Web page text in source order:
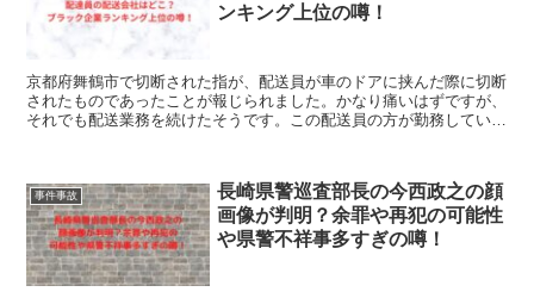
ンキング上位の噂！
京都府舞鶴市で切断された指が、配送員が車のドアに挟んだ際に切断
されたものであったことが報じられました。かなり痛いはずですが、
それでも配送業務を続けたそうです。この配送員の方が勤務していた
事件事故
長崎県警巡査部長の今西政之の顔
画像が判明？余罪や再犯の可能性
や県警不祥事多すぎの噂！